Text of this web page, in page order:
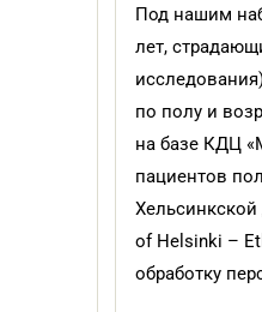
Под нашим
лет,
по полу и
на базе КДЦ
пациентов
of Helsinki –
обработку